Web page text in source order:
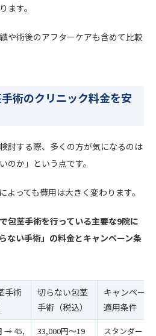
ます。
や術後のアフターケアも含めて比較
術のクリニック料金を安
討する際、多くの方が気になるのは
のか」という点です。
っても費用は大きく変わります。
包茎手術を行っている主要な9院に
ない手術」の料金とキャンペーン条
手術
切らない包茎
手術（税込）
キャンペーン
適用条件
→ 45,
33,000円〜19
スタンダード